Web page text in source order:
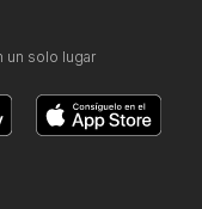
un solo lugar